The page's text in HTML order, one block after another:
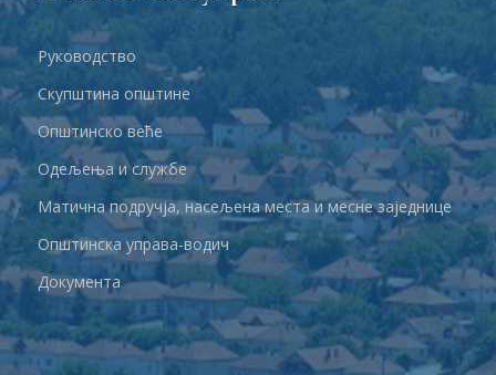
Руководство
Скупштина општине
Општинско веће
Одељења и службе
Матична подручја, насељена места и месне заједнице
Општинска управа-водич
Документа